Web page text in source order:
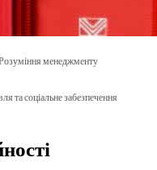
менеджменту
та соціальне забезпечення